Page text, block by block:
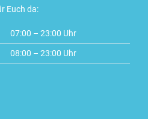
Euch da:
07:00 – 23:00 Uhr
08:00 – 23:00 Uhr